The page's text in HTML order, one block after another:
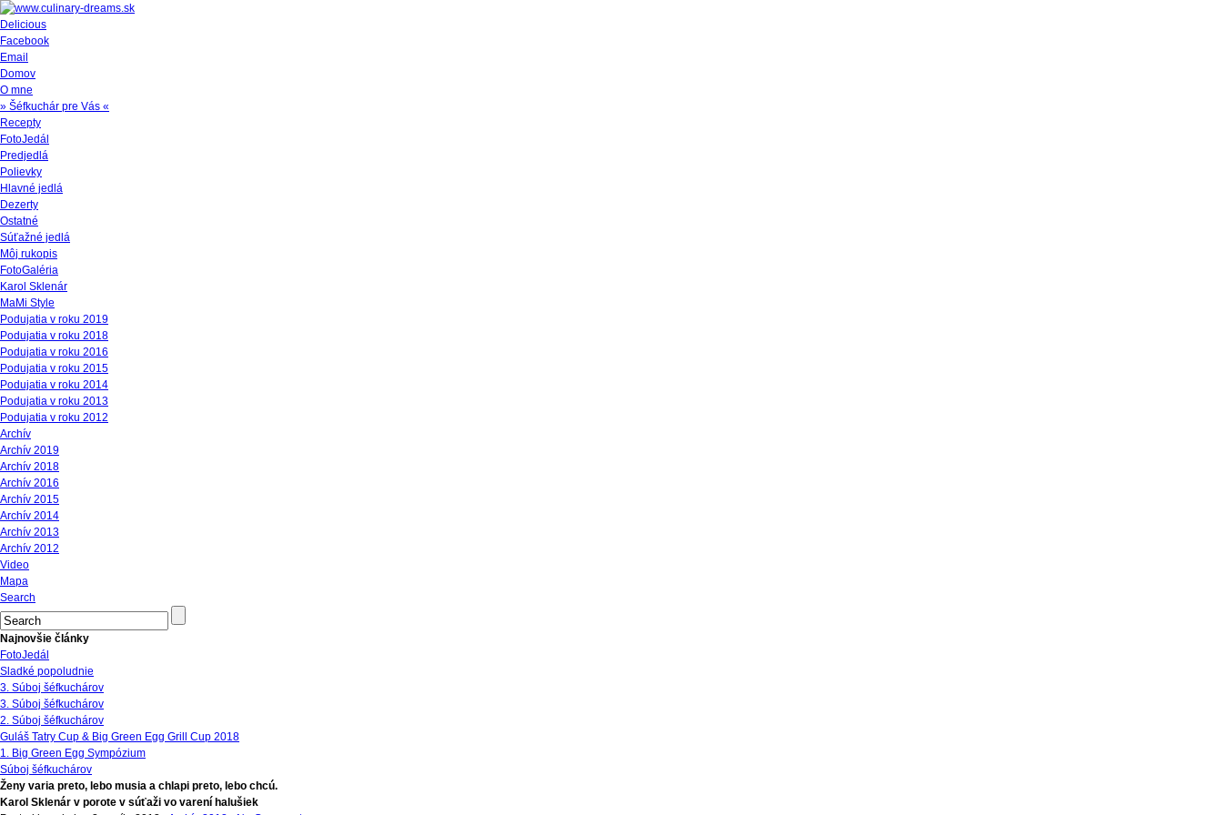
Delicious
Facebook
Email
Domov
O mne
» Šéfkuchár pre Vás «
Recepty
FotoJedál
Predjedlá
Polievky
Hlavné jedlá
Dezerty
Ostatné
Súťažné jedlá
Môj rukopis
FotoGaléria
Karol Sklenár
MaMi Style
Podujatia v roku 2019
Podujatia v roku 2018
Podujatia v roku 2016
Podujatia v roku 2015
Podujatia v roku 2014
Podujatia v roku 2013
Podujatia v roku 2012
Archív
Archív 2019
Archív 2018
Archív 2016
Archív 2015
Archív 2014
Archív 2013
Archív 2012
Video
Mapa
Search
Najnovšie články
FotoJedál
Sladké popoludnie
3. Súboj šéfkuchárov
3. Súboj šéfkuchárov
2. Súboj šéfkuchárov
Guláš Tatry Cup & Big Green Egg Grill Cup 2018
1. Big Green Egg Sympózium
Súboj šéfkuchárov
Ženy varia preto, lebo musia a chlapi preto, lebo chcú.
Karol Sklenár v porote v súťaži vo varení halušiek